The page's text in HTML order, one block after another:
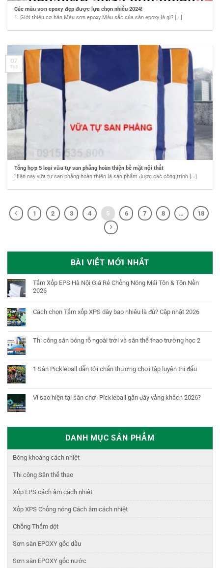
BÀI VIẾT MỚI NHẤT
Tấm Xốp EPS Hà Nội Giá Rẻ Chống Nóng Mái Tôn & Tôn Nền
2026
Cách chọn Tấm xốp XPS dày bao nhiêu là đủ? Cập nhật 2026
Thi công sân bóng rổ ngoài trời và sân thể thao trường học 2
1 Sân Pickleball dẫn tới chấn thương chơi tập luyện thi đấu
Vì sao hiện tại sân chơi Pickleball gần đây vắng khách 2026?
DANH MỤC SẢN PHẨM
Bông khoáng cách nhiệt
Thi công Sân thể thao
Xốp EPS cách âm cách nhiệt
Xốp XPS Chống nóng Cách âm cách nhiệt
Chống Thấm dột
Sơn sàn EPOXY gốc dầu
Sơn sàn EPOXY gốc nước
Các màu sơn epoxy đẹp được lựa chọn nhiều 2024!
1. Giới thiệu cơ bản Màu sơn epoxy Màu sắc của sàn epoxy là gì? [...]
Tổng hợp 5 loại vữa tự san phẳng hoàn thiện bề mặt nội thất
Hiện nay vữa tự san phẳng hoàn thiện là sản phẩm được các công trình [...]
07
Th3
1 2 3 4 5 6 7 8 … 18